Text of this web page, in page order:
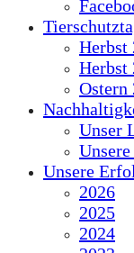
Herbst
Herbst
Ostern
Unser
Unsere
2026
2025
2024